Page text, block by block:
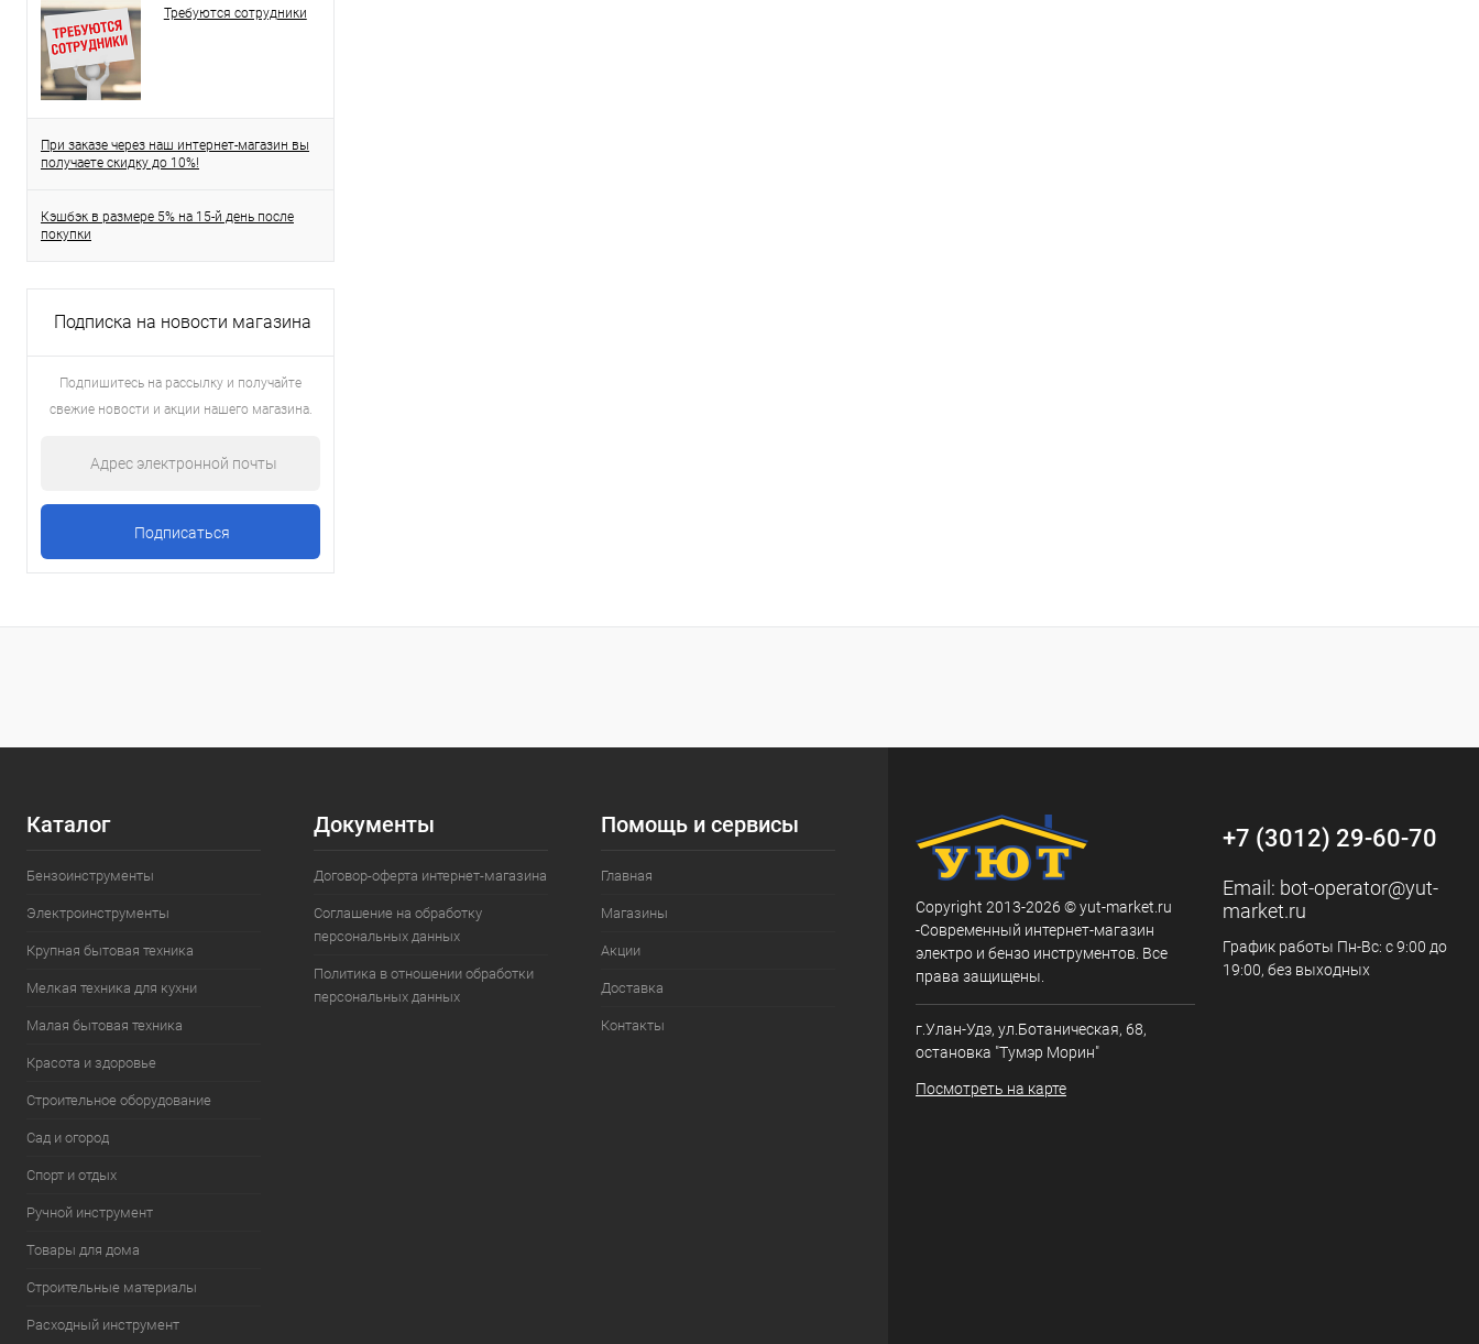
Требуются сотрудники
При заказе через наш интернет-магазин вы
получаете скидку до 10%!
Кэшбэк в размере 5% на 15-й день после
покупки
Подписка на новости магазина
Подпишитесь на рассылку и получайте
свежие новости и акции нашего магазина.
Каталог
Бензоинструменты
Электроинструменты
Крупная бытовая техника
Мелкая техника для кухни
Малая бытовая техника
Красота и здоровье
Строительное оборудование
Сад и огород
Спорт и отдых
Ручной инструмент
Товары для дома
Строительные материалы
Расходный инструмент
Документы
Договор-оферта интернет-магазина
Соглашение на обработку
персональных данных
Политика в отношении обработки
персональных данных
Помощь и сервисы
Главная
Магазины
Акции
Доставка
Контакты
Copyright 2013-2026 © yut-market.ru
-Современный интернет-магазин
электро и бензо инструментов. Все
права защищены.
г.Улан-Удэ, ул.Ботаническая, 68,
остановка "Тумэр Морин"
Посмотреть на карте
+7 (3012) 29-60-70
Email: bot-operator@yut-
market.ru
График работы Пн-Вс: с 9:00 до
19:00, без выходных